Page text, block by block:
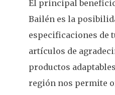
El principal
Bailén es la
especificaciones de
artículos de
productos
región nos permite